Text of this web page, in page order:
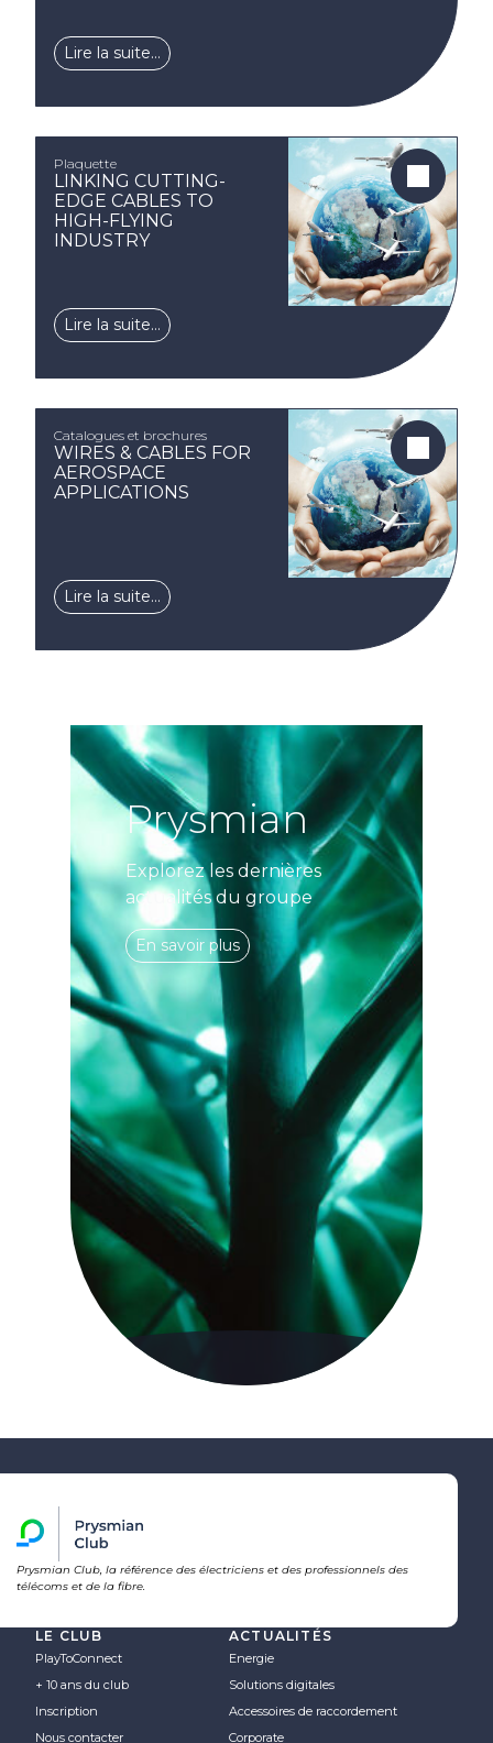
Lire la suite…
Plaquette
LINKING CUTTING-
EDGE CABLES TO
HIGH-FLYING
INDUSTRY
Lire la suite…
Catalogues et brochures
WIRES & CABLES FOR
AEROSPACE
APPLICATIONS
Lire la suite…
Prysmian
Explorez les dernières
actualités du groupe
En savoir plus
Prysmian Club, la référence des électriciens et des professionnels des
télécoms et de la fibre.
LE CLUB
PlayToConnect
+ 10 ans du club
Inscription
Nous contacter
ACTUALITÉS
Energie
Solutions digitales
Accessoires de raccordement
Corporate